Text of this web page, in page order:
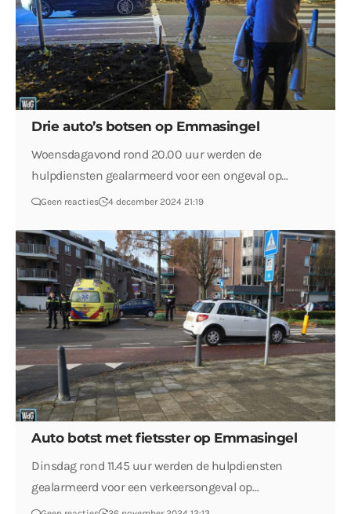
Drie auto’s botsen op Emmasingel
Woensdagavond rond 20.00 uur werden de
hulpdiensten gealarmeerd voor een ongeval op…
Geen reacties 4 december 2024 21:19
Auto botst met fietsster op Emmasingel
Dinsdag rond 11.45 uur werden de hulpdiensten
gealarmeerd voor een verkeersongeval op…